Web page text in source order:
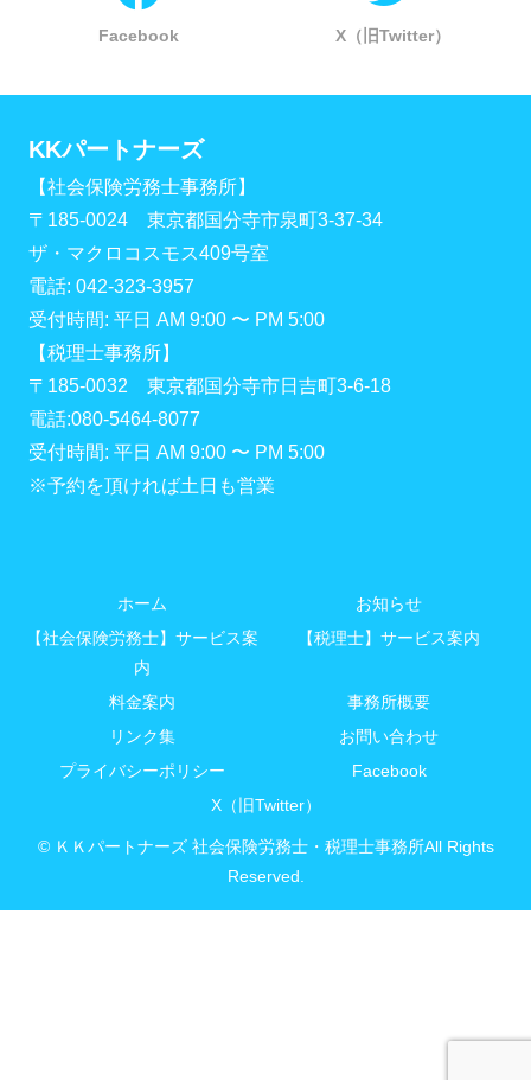
Facebook X（旧Twitter）
KKパートナーズ
【社会保険労務士事務所】
〒185-0024 東京都国分寺市泉町3-37-34
ザ・マクロコスモス409号室
電話: 042-323-3957
受付時間: 平日 AM 9:00 〜 PM 5:00
【税理士事務所】
〒185-0032 東京都国分寺市日吉町3-6-18
電話:080-5464-8077
受付時間: 平日 AM 9:00 〜 PM 5:00
※予約を頂ければ土日も営業
ホーム
お知らせ
【社会保険労務士】サービス案
内
【税理士】サービス案内
料金案内
事務所概要
リンク集
お問い合わせ
プライバシーポリシー
Facebook
X（旧Twitter）
© ＫＫパートナーズ 社会保険労務士・税理士事務所All Rights
Reserved.